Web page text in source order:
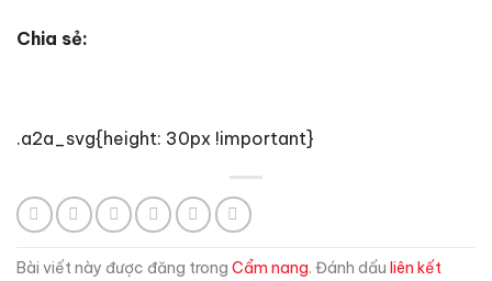
Chia sẻ:
.a2a_svg{height: 30px !important}
Bài viết này được đăng trong Cẩm nang. Đánh dấu liên kết